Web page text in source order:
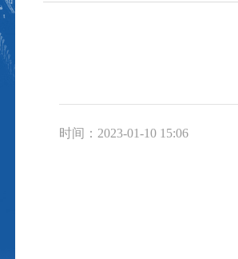
时间：2023-01-10 15:06